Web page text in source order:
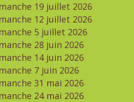
19 juillet 2026
12 juillet 2026
5 juillet 2026
28 juin 2026
14 juin 2026
7 juin 2026
31 mai 2026
24 mai 2026